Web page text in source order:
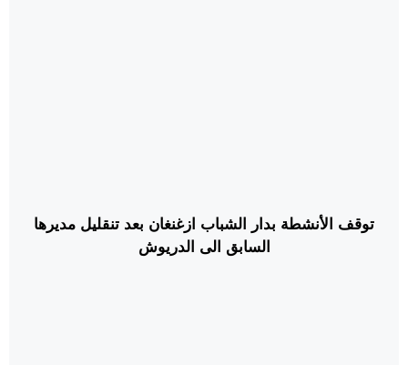
توقف الأنشطة بدار الشباب ازغنغان بعد تنقليل مديرها
السابق الى الدريوش